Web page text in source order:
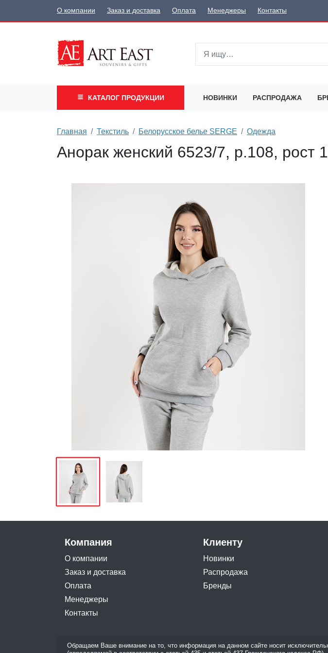
О компании Заказ и доставка Оплата Менеджеры Контакты
КАТАЛОГ ПРОДУКЦИИ НОВИНКИ РАСПРОДАЖА
Главная Текстиль Белорусское белье SERGE Одежда
Анорак женский 6523/7, р.108, рост
Компания
О компании
Заказ и доставка
Оплата
Менеджеры
Контакты
Клиенту
Новинки
Распродажа
Бренды
Обращаем Ваше внимание на то, что информация на данном сайте носит